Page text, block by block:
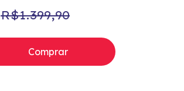
R$1.399,90